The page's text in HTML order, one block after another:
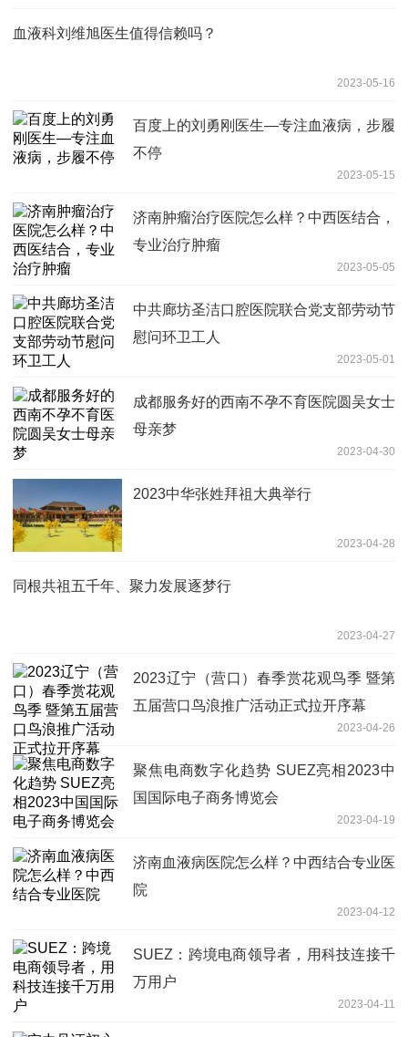
血液科刘维旭医生值得信赖吗？
2023-05-16
百度上的刘勇刚医生—专注血液病，步履
不停
2023-05-15
济南肿瘤治疗医院怎么样？中西医结合，
专业治疗肿瘤
2023-05-05
中共廊坊圣洁口腔医院联合党支部劳动节
慰问环卫工人
2023-05-01
成都服务好的西南不孕不育医院圆吴女士
母亲梦
2023-04-30
2023中华张姓拜祖大典举行
2023-04-28
同根共祖五千年、聚力发展逐梦行
2023-04-27
2023辽宁（营口）春季赏花观鸟季 暨第
五届营口鸟浪推广活动正式拉开序幕
2023-04-26
聚焦电商数字化趋势 SUEZ亮相2023中
国国际电子商务博览会
2023-04-19
济南血液病医院怎么样？中西结合专业医
院
2023-04-12
SUEZ：跨境电商领导者，用科技连接千
万用户
2023-04-11